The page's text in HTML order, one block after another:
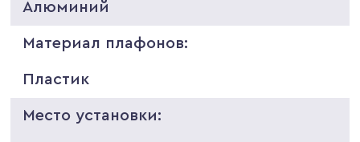
Алюминий
Материал плафонов:
Пластик
Место установки: